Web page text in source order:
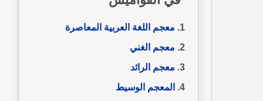
معجم اللغة العربية المعاصرة
معجم الغني
معجم الرائد
المعجم الوسيط